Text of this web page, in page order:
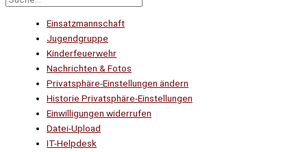
Einsatzmannschaft
Jugendgruppe
Kinderfeuerwehr
Nachrichten & Fotos
Privatsphäre-Einstellungen ändern
Historie Privatsphäre-Einstellungen
Einwilligungen widerrufen
Datei-Upload
IT-Helpdesk